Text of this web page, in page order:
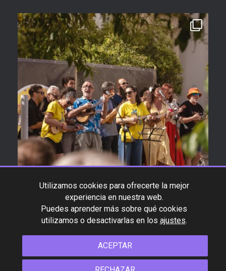
*Product specifications and design are subject to change
Utilizamos cookies para ofrecerte la mejor
experiencia en nuestra web.
Puedes aprender más sobre qué cookies
utilizamos o desactivarlas en los ajustes.
ACEPTAR